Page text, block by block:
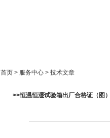
首页 > 服务中心 > 技术文章
>>恒温恒湿试验箱出厂合格证（图